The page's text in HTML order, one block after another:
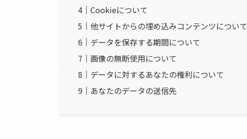
Cookieについて
他サイトからの埋め込みコンテンツについて
データを保存する期間について
画像の無断使用について
データに対するあなたの権利について
あなたのデータの送信先